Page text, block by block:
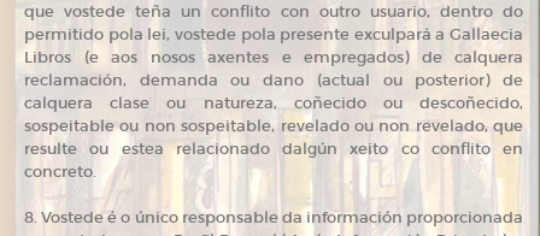
que vostede teña un conflito con outro usuario, dentro do
permitido pola lei, vostede pola presente exculpará a Gallaecia
Libros (e aos nosos axentes e empregados) de calquera
reclamación, demanda ou dano (actual ou posterior) de
calquera clase ou natureza, coñecido ou descoñecido,
sospeitable ou non sospeitable, revelado ou non revelado, que
resulte ou estea relacionado dalgún xeito co conflito en
concreto.
8. Vostede é o único responsable da información proporcionada